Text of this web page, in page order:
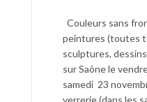
Couleurs sans
peintures (toutes
sculptures,
sur Saône le
samedi 23
verrerie (dans les